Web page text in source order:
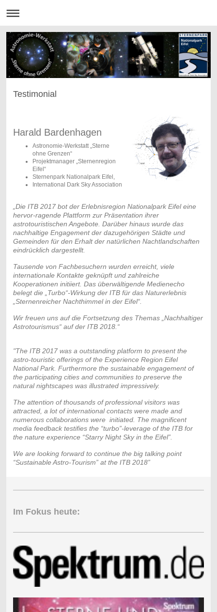
Testimonial
Harald Bardenhagen
Astronomie-Werkstatt „Sterne
ohne Grenzen“
Projektmanager „Sternenregion
Eifel“
Sternenpark Nationalpark Eifel,
International Dark Sky Association
„Die ITB 2017 bot der Erlebnisregion Nationalpark Eifel eine
hervor-ragende Plattform zur Präsentation ihrer
astrotouristischen Angebote. Darüber hinaus wurde das
nachhaltige Engagement der dazugehörigen Städte und
Gemeinden für den Erhalt der natürlichen Nachtlandschaften
eindrücklich dargestellt.
Tausende von Fachbesuchern wurden erreicht, viele
internationale Kontakte geknüpft und zahlreiche
Kooperationen initiiert. Das überwältigende Medienecho
belegt die „Turbo“-Wirkung der ITB für das Naturerlebnis
„Sternenreicher Nachthimmel in der Eifel“.
Wir freuen uns auf die Fortsetzung des Themas „Nachhaltiger
Astrotourismus“ auf der ITB 2018.“
"The ITB 2017 was a outstanding platform to present the
astro-touristic offerings of the Experience Region Eifel
National Park. Furthermore the sustainable engagement of
the participating cities and communities to preserve the
natural nightscapes was illustrated impressively.
The attention of thousands of professional visitors was
attracted, a lot of international contacts were made and
numerous collaborations were initiated. The magnificent
media feedback testifies the “turbo”-leverage of the ITB for
the nature experience “Starry Night Sky in the Eifel”.
We are looking forward to continue the big talking point
“Sustainable Astro-Tourism” at the ITB 2018”
Im Fokus heute: